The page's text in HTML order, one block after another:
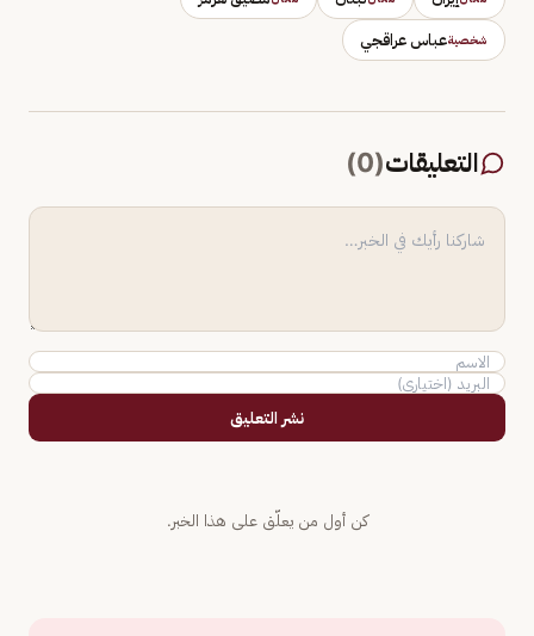
شخصيةعباس عراقجي
التعليقات(
0
)
نشر التعليق
كن أول من يعلّق على هذا الخبر.